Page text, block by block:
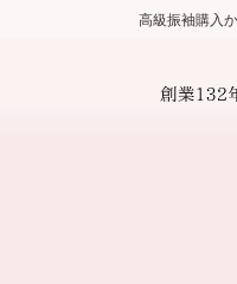
高級振袖購入